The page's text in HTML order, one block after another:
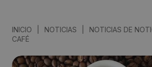
INICIO NOTICIAS
NOTICIAS DE
CAFÉ